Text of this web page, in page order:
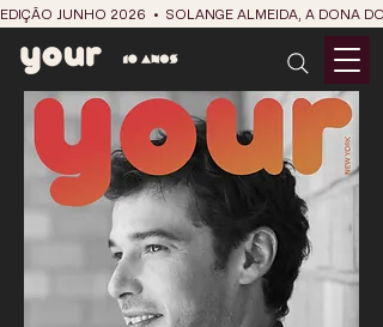
EDIÇÃO JUNHO 2026  •  SOLANGE ALMEIDA, A DONA